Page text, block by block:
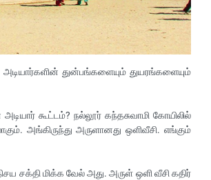
துன்பங்களையும் துயரங்களையும்
கூட்டம்? நல்லூர் கந்தசுவாமி கோயிலில்
அங்கிருந்து அருளானது ஒளிவீசி. எங்கும்
சக்தி மிக்க வேல் அது. அருள் ஒளி வீசி கதிர்